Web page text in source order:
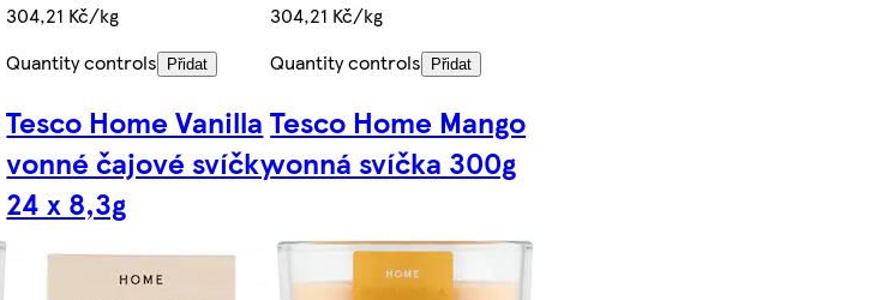
304,21 Kč/kg
Quantity controls
Přidat
304,21 Kč/kg
Quantity controls
Přidat
Tesco Home Vanilla
vonné čajové svíčky
24 x 8,3g
Tesco Home Mango
vonná svíčka 300g